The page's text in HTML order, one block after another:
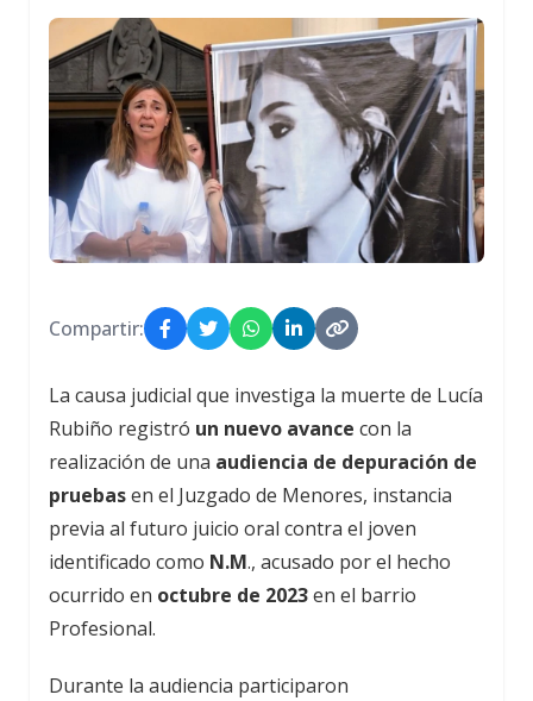
Compartir:
La causa judicial que investiga la muerte de Lucía
Rubiño registró un nuevo avance con la
realización de una audiencia de depuración de
pruebasen el Juzgado de Menores, instancia
previa al futuro juicio oral contra el joven
identificado como N.M., acusado por el hecho
ocurrido en octubre de 2023en el barrio
Profesional.
Durante la audiencia participaron